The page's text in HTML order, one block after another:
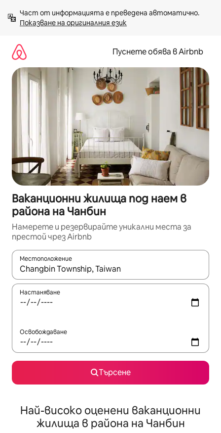
към
съдържанието
Показване на оригиналния език
Пуснете обява в Airbnb
Ваканционни жилища под наем в
района на Чанбин
Намерете и резервирайте уникални места за
престой чрез Airbnb
Местоположение
Когато резултатите се покажат, използвайте
Настаняване
Освобождаване
Търсене
Най-високо оценени ваканционни
жилища в района на Чанбин